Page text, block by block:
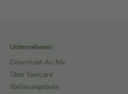
Unternehmen
Download-Archiv
Über Sanicare
Stellenangebote